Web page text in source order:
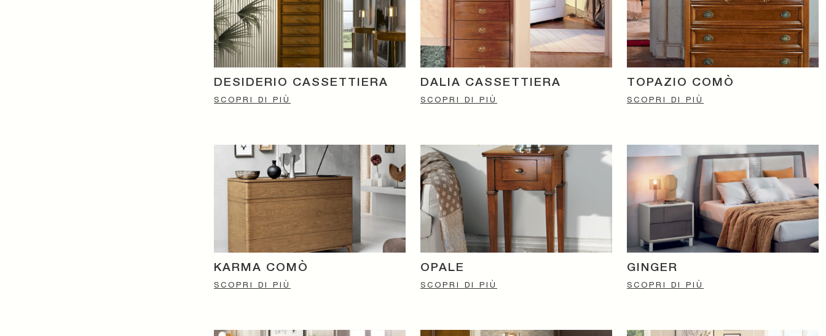
DESIDERIO CASSETTIERA
SCOPRI DI PIÙ
DALIA CASSETTIERA
SCOPRI DI PIÙ
TOPAZIO COMÒ
SCOPRI DI PIÙ
KARMA COMÒ
SCOPRI DI PIÙ
OPALE
SCOPRI DI PIÙ
GINGER
SCOPRI DI PIÙ